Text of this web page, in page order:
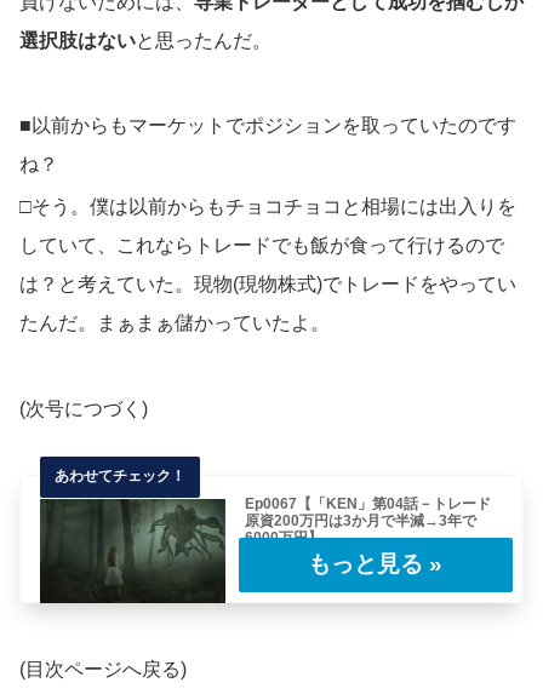
選択肢はないと思ったんだ。
■以前からもマーケットでポジションを取っていたのです
ね？
□そう。僕は以前からもチョコチョコと相場には出入りを
していて、これならトレードでも飯が食って行けるので
は？と考えていた。現物(現物株式)でトレードをやってい
たんだ。まぁまぁ儲かっていたよ。
(次号につづく)
Ep0067【「KEN」第04話－トレード
原資200万円は3か月で半減→3年で
6000万円】
(目次ページへ戻る)■それにしても先ほど「原資
が200万円、それと生活費が150万円」と……
(目次ページへ戻る)